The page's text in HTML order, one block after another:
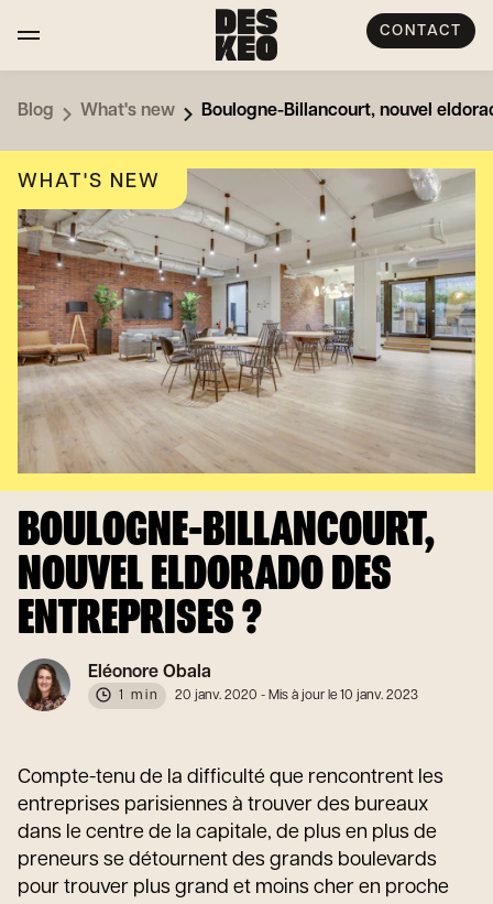
CONTACT
Blog What's new Boulogne-Billancourt, nouvel
WHAT'S NEW
BOULOGNE-BILLANCOURT,
NOUVEL ELDORADO DES
ENTREPRISES ?
Eléonore Obala
1 min 20 janv. 2020 - Mis à jour le 10 janv. 2023
Compte-tenu de la difficulté que rencontrent les
entreprises parisiennes à trouver des bureaux
dans le centre de la capitale, de plus en plus de
preneurs se détournent des grands boulevards
pour trouver plus grand et moins cher en proche